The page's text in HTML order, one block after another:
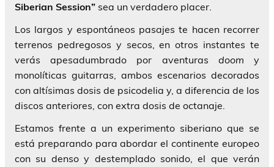
Siberian Session” sea un verdadero placer.
Los largos y espontáneos pasajes te hacen recorrer
terrenos pedregosos y secos, en otros instantes te
verás apesadumbrado por aventuras doom y
monolíticas guitarras, ambos escenarios decorados
con altísimas dosis de psicodelia y, a diferencia de los
discos anteriores, con extra dosis de octanaje.
Estamos frente a un experimento siberiano que se
está preparando para abordar el continente europeo
con su denso y destemplado sonido, el que verán